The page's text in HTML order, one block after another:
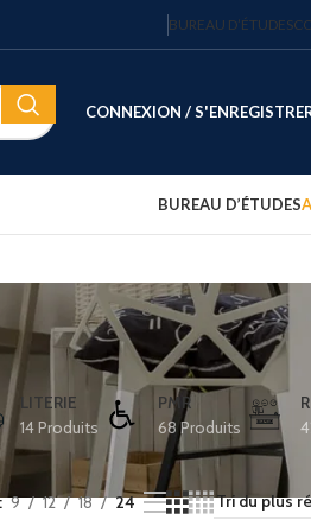
BUREAU D’ÉTUDES
CONNEXION /
122.15
75.00€
BUREAU D’ÉTUDES
LITERIE
14 Produits
PMR
68 Produits
9 12 18 24